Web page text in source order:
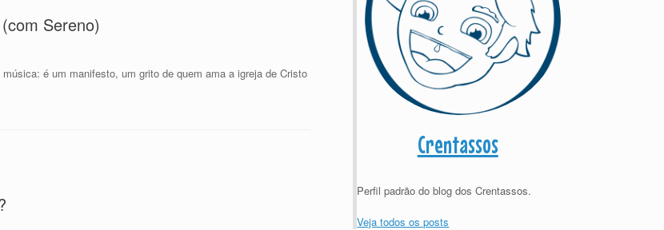
Sereno)
é um manifesto, um grito de quem ama a igreja de Cristo
Crentassos
Perfil padrão do blog dos Crentassos.
Veja todos os posts